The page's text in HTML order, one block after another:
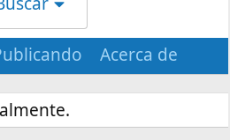
Acerca de